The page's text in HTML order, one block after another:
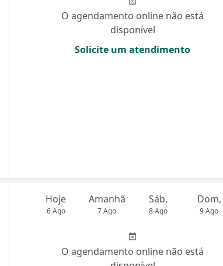
O agendamento online não está
disponível
Solicite um atendimento
Hoje
6 Ago
Amanhã
7 Ago
Sáb,
8 Ago
Dom,
9 Ago
O agendamento online não está